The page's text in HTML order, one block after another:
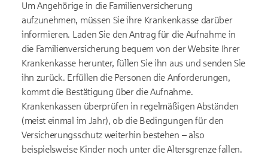
Um Angehörige in die Familienversicherung
aufzunehmen, müssen Sie ihre Krankenkasse darüber
informieren. Laden Sie den Antrag für die Aufnahme in
die Familienversicherung bequem von der Website Ihrer
Krankenkasse herunter, füllen Sie ihn aus und senden Sie
ihn zurück. Erfüllen die Personen die Anforderungen,
kommt die Bestätigung über die Aufnahme.
Krankenkassen überprüfen in regelmäßigen Abständen
(meist einmal im Jahr), ob die Bedingungen für den
Versicherungsschutz weiterhin bestehen – also
beispielsweise Kinder noch unter die Altersgrenze fallen.